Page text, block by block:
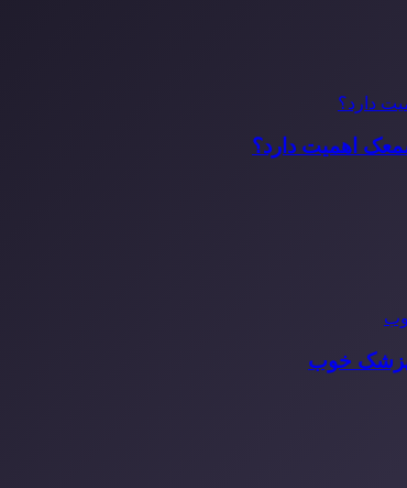
اهمیت دارد؟
پزشک خوب